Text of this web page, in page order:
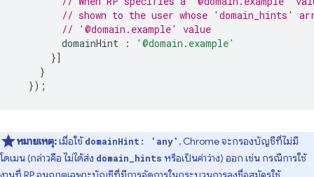
// shown to the user whose 'domain_hints'
// '@domain.example' value
domainHint
:
'@domain.example'
}]
}
});
หมายเหตุ:เมื่อใช้domainHint: 'any' , Chrome จะกรองบัญชีที่ไม่มี
โดเมน (กล่าวคือ ไม่ได้ส่ง domain_hints หรือเป็นค่าว่าง) ออก เช่น กรณีการใช้